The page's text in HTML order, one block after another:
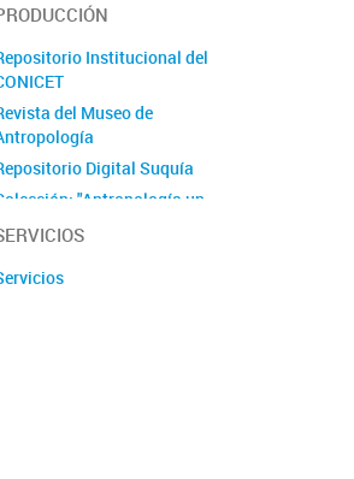
Institucional del
del Museo de
Digital Suquía
"Antropología un